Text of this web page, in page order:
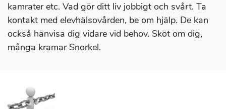
kamrater etc. Vad gör ditt liv jobbigt och svårt. Ta
kontakt med elevhälsovården, be om hjälp. De kan
också hänvisa dig vidare vid behov. Sköt om dig,
många kramar Snorkel.